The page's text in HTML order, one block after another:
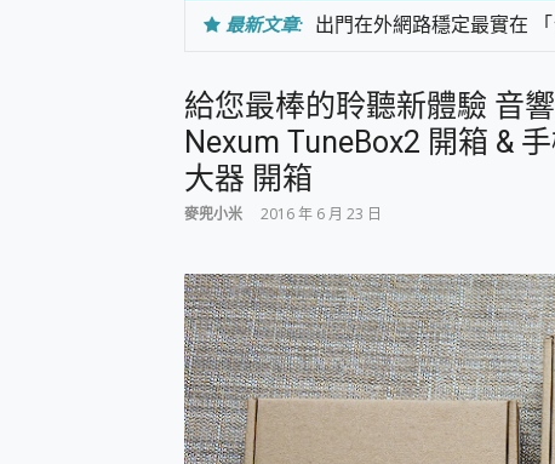
最新文章: 出門在外網路穩定最實在
專為 PC上的 XBOX和掌機
台灣製攝影機在這裡，
測
電力超超超持久 MSI 微星
超懂拍、耐用 AI 街拍機~
超驚艷 讓人一眼就愛上
美到讓人超想擁有 moto
好用的 EaseUS Partition
一鍵修復模糊影片、舊照的
小朋友才做選擇 投影機
式生活新體驗
外型超吸晴~ 給您絕佳操控
給您最棒的聆聽新體驗 音
Nexum TuneBox2 開箱 &
大器 開箱
麥兜小米 2016 年 6 月 23 日